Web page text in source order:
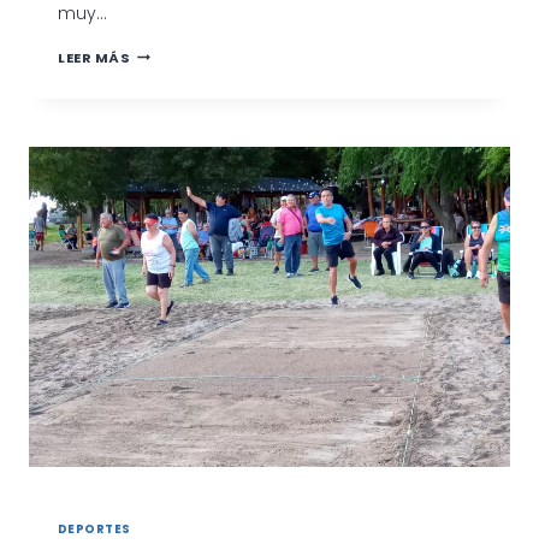
muy…
LEER MÁS YA
TOTALMENTE
GRATIS
DEPORTES